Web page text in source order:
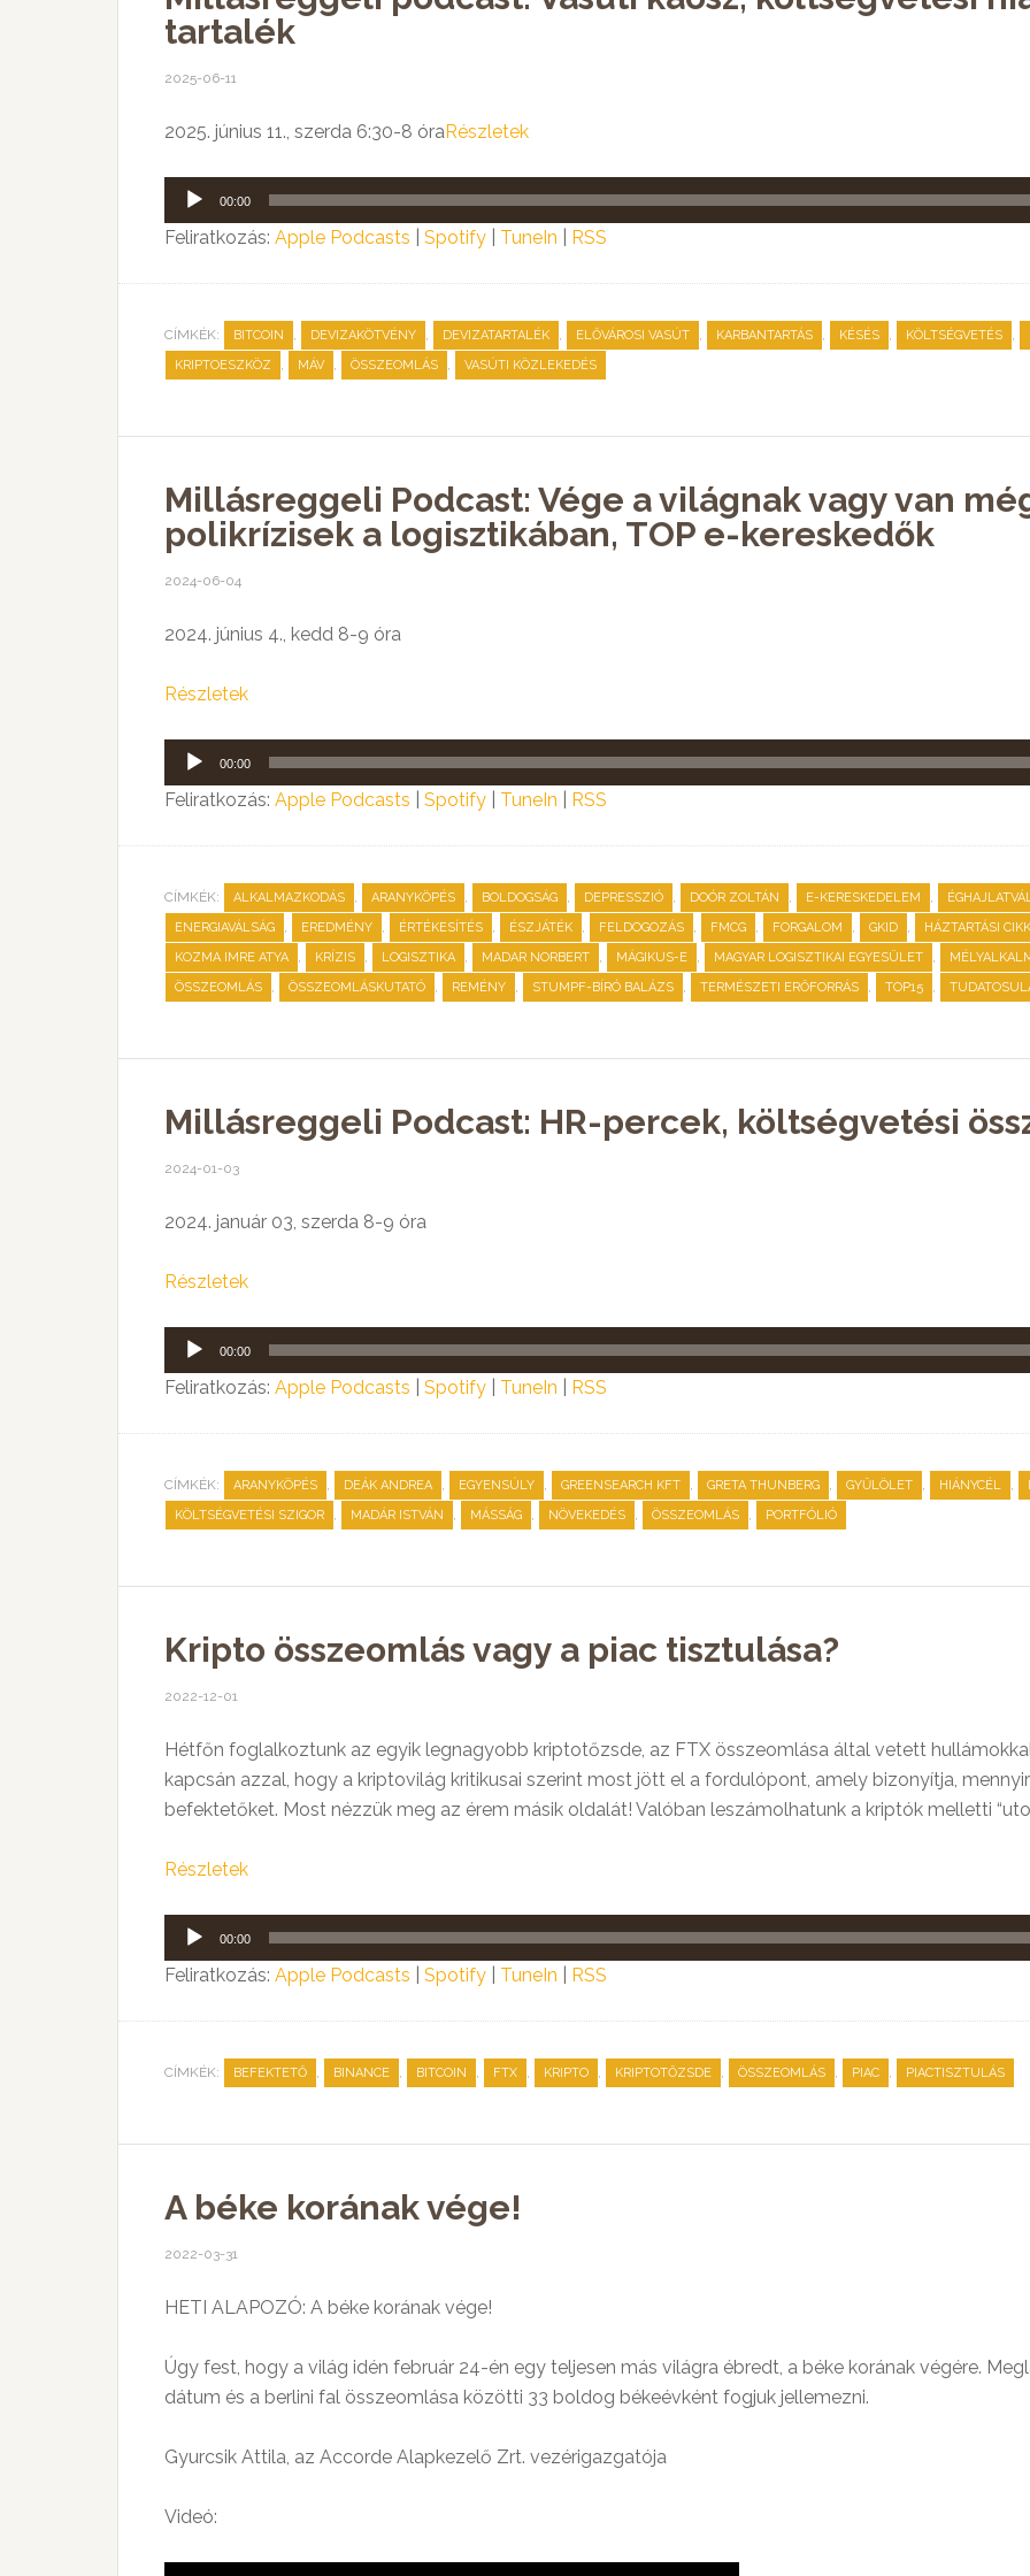
tartalék
2025-06-11
2025. június 11., szerda 6:30-8 óraRészletek
Audió
lejátszó
00:00
Feliratkozás: Apple Podcasts Spotify TuneIn RSS
CÍMKÉK: BITCOIN , DEVIZAKÖTVÉNY , DEVIZATARTALÉK , ELŐVÁROSI VASÚT , KARBANTARTÁS , KÉSÉS , KÖLTSÉGVETÉS ,
KRIPTOESZKÖZ , MÁV , ÖSSZEOMLÁS , VASÚTI KÖZLEKEDÉS
Millásreggeli Podcast: Vége a világnak vagy van
polikrízisek a logisztikában, TOP e-kereskedők
2024-06-04
2024. június 4., kedd 8-9 óra
Részletek
Audió
lejátszó
00:00
Feliratkozás: Apple Podcasts Spotify TuneIn RSS
CÍMKÉK: ALKALMAZKODÁS , ARANYKÖPÉS , BOLDOGSÁG , DEPRESSZIÓ , DOÓR ZOLTÁN , E-KERESKEDELEM ,
ENERGIAVÁLSÁG , EREDMÉNY , ÉRTÉKESÍTÉS , ÉSZJÁTÉK , FELDOGOZÁS , FMCG , FORGALOM , GKID , HÁZTARTÁSI CIKK
KOZMA IMRE ATYA , KRÍZIS , LOGISZTIKA , MADAR NORBERT , MÁGIKUS-E , MAGYAR LOGISZTIKAI EGYESÜLET ,
ÖSSZEOMLÁS , ÖSSZEOMLÁSKUTATÓ , REMÉNY , STUMPF-BÍRÓ BALÁZS , TERMÉSZETI ERŐFORRÁS , TOP15 ,
Millásreggeli Podcast: HR-percek, költségvetési
2024-01-03
2024. január 03, szerda 8-9 óra
Részletek
Audió
lejátszó
00:00
Feliratkozás: Apple Podcasts Spotify TuneIn RSS
CÍMKÉK: ARANYKÖPÉS , DEÁK ANDREA , EGYENSÚLY , GREENSEARCH KFT , GRETA THUNBERG , GYŰLÖLET , HIÁNYCÉL ,
KÖLTSÉGVETÉSI SZIGOR , MADÁR ISTVÁN , MÁSSÁG , NÖVEKEDÉS , ÖSSZEOMLÁS , PORTFÓLIÓ
Kripto összeomlás vagy a piac tisztulása?
2022-12-01
Hétfőn foglalkoztunk az egyik legnagyobb kriptotőzsde, az FTX összeomlása által vetett
kapcsán azzal, hogy a kriptovilág kritikusai szerint most jött el a fordulópont, amely bizonyítja,
befektetőket. Most nézzük meg az érem másik oldalát! Valóban leszámolhatunk a kriptók melletti
Részletek
Audió
lejátszó
00:00
Feliratkozás: Apple Podcasts Spotify TuneIn RSS
CÍMKÉK: BEFEKTETŐ , BINANCE , BITCOIN , FTX , KRIPTO , KRIPTOTŐZSDE , ÖSSZEOMLÁS , PIAC , PIACTISZTULÁS
A béke korának vége!
2022-03-31
HETI ALAPOZÓ: A béke korának vége!
Úgy fest, hogy a világ idén február 24-én egy teljesen más világra ébredt, a béke korának végére.
dátum és a berlini fal összeomlása közötti 33 boldog békeévként fogjuk jellemezni.
Gyurcsik Attila, az Accorde Alapkezelő Zrt. vezérigazgatója
Videó: